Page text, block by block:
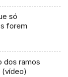
só
forem
dos ramos
(vídeo)